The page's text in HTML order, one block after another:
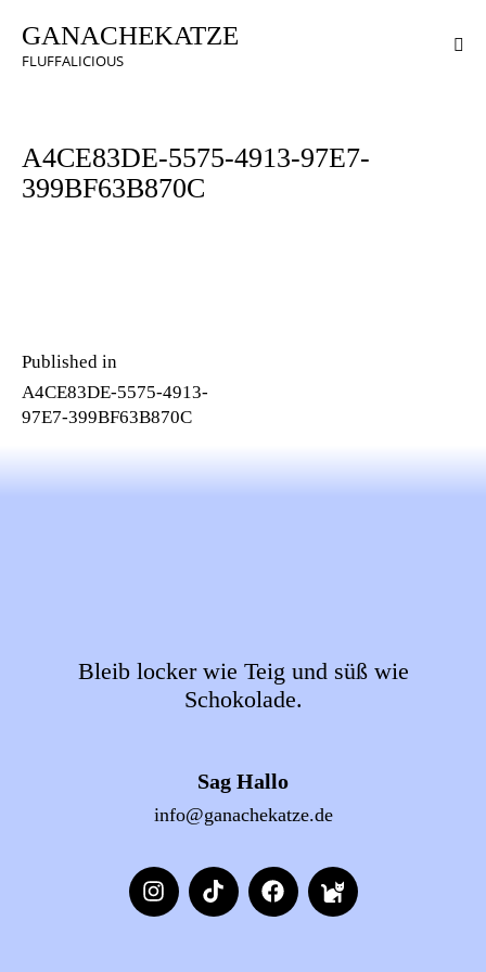
GANACHEKATZE
FLUFFALICIOUS
A4CE83DE-5575-4913-97E7-
399BF63B870C
Published in
A4CE83DE-5575-4913-
97E7-399BF63B870C
Bleib locker wie Teig und süß wie
Schokolade.
Sag Hallo
info@ganachekatze.de